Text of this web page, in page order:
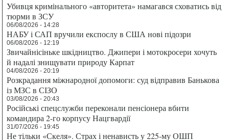
Убивця кримінального «авторитета» намагався сховатись від
тюрми в ЗСУ
06/08/2026 - 14:28
НАБУ і САП вручили експослу в США нові підозри
06/08/2026 - 12:19
Звичайнісіньке шкідництво. Джипери і мотокросери хочуть
й надалі знищувати природу Карпат
04/08/2026 - 20:19
Розкрадання міжнародної допомоги: суд відправив Банькова
із МЗС в СІЗО
03/08/2026 - 20:43
Російські спецслужби переконали пенсіонера вбити
командира 2-го корпусу Нацгвардії
31/07/2026 - 19:45
Не тільки «Скеля». Страх і ненависть у 225-му ОШП